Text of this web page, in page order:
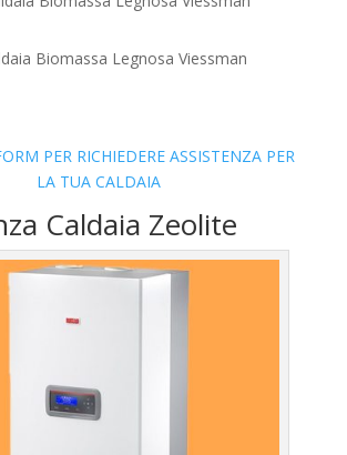
Biomassa Legnosa Viessman
PER RICHIEDERE ASSISTENZA PER
LA TUA CALDAIA
Caldaia Zeolite